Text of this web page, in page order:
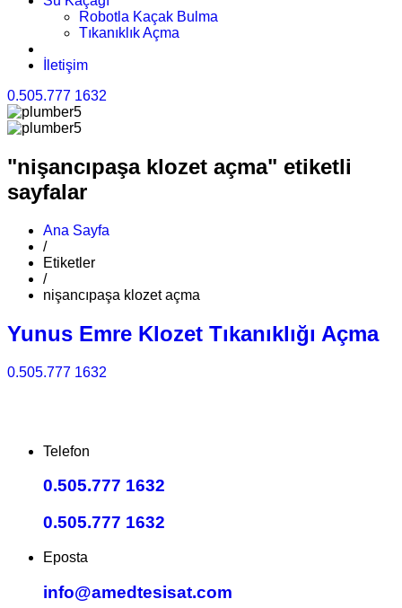
Robotla Kaçak Bulma
Tıkanıklık Açma
İletişim
0.505.777 1632
"nişancıpaşa klozet açma" etiketli
sayfalar
Ana Sayfa
/
Etiketler
/
nişancıpaşa klozet açma
Yunus Emre Klozet Tıkanıklığı Açma
0.505.777 1632
Telefon
0.505.777 1632
0.505.777 1632
Eposta
info@amedtesisat.com